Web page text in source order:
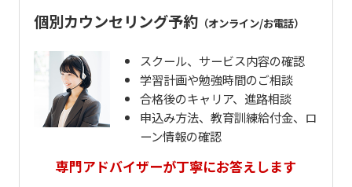
個別カウンセリング予約（オンライン/お電話）
スクール、サービス内容の確認
学習計画や勉強時間のご相談
合格後のキャリア、進路相談
申込み方法、教育訓練給付金、ロ
ーン情報の確認
専門アドバイザーが丁寧にお答えします